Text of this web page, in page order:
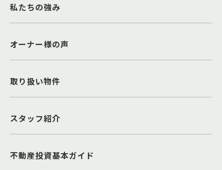
私たちの強み
オーナー様の声
取り扱い物件
スタッフ紹介
不動産投資基本ガイド